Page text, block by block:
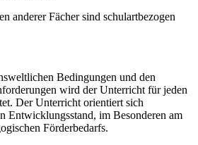
anderer Fächer sind schulartbezogen
Bedingungen und den
wird der Unterricht für jeden
Der Unterricht orientiert sich
Entwicklungsstand, im Besonderen am
Förderbedarfs.